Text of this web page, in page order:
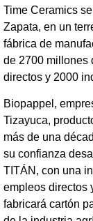
Time Ceramics
Zapata, en un
fábrica de
de 2700 millones
directos y 2000
Biopappel,
Tizayuca,
más de una
su confianza
TITÁN, con una
empleos directos
fabricará cartón